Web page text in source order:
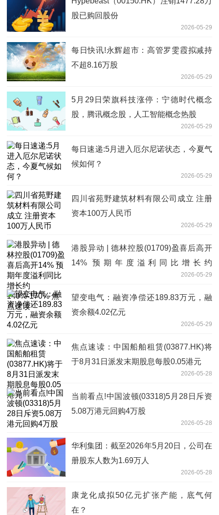
股已购回股份
2026-05-29
每日快讯!永辉超市：高管罗雯霞拟减持
不超8.16万股
2026-05-29
5月29日荣旗科技涨停：宁德时代概念
股，腾讯概念股，人工智能概念热股
2026-05-29
每日速递:5月进入厄尔尼诺状态，今夏气
候如何？
2026-05-29
四川省苑野建筑材料有限公司成立 注册
资本100万人民币
2026-05-29
港股异动 | 德林控股(01709)盈喜后高开
14% 预期年度溢利同比增长约
2026-05-29
望变电气：融资净偿还189.83万元，融
资余额4.02亿元
2026-05-29
焦点速读：中国船舶租赁(03877.HK)将
于8月31日派发末期股息每股0.05港元
2026-05-28
当前看点!中国波顿(03318)5月28日斥资
5.08万港元回购4万股
2026-05-28
华利集团：截至2026年5月20日，公司在
册股东人数为1.69万人
2026-05-28
康龙化成拟50亿元扩张产能，底气何
在？